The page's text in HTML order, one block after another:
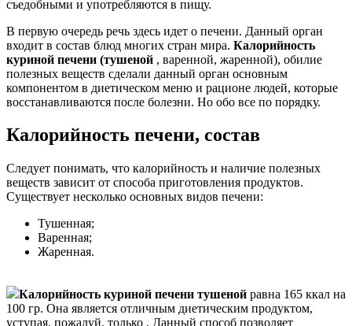
съедобными и употребляются в пищу.
В первую очередь речь здесь идет о печени. Данный орган
входит в состав блюд многих стран мира. Калорийность
куриной печени (тушеной , варенной, жаренной), обилие
полезных веществ сделали данный орган основным
компонентом в диетическом меню и рационе людей, которые
восстанавливаются после болезни. Но обо все по порядку.
Калорийность печени, состав
Следует понимать, что калорийность и наличие полезных
веществ зависит от способа приготовления продуктов.
Существует несколько основных видов печени:
Тушенная;
Варенная;
Жаренная.
Калорийность куриной печени тушеной равна 165 ккал на
100 гр. Она является отличным диетическим продуктом,
уступая, пожалуй, только . Данный способ позволяет